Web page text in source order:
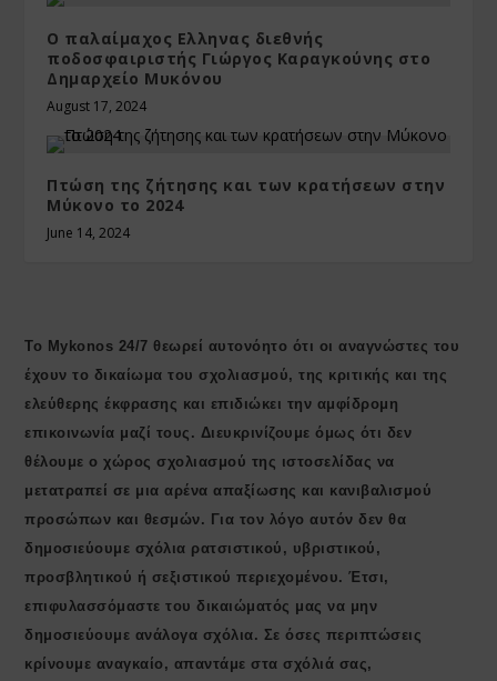
Ο παλαίμαχος Ελληνας διεθνής
ποδοσφαιριστής Γιώργος Καραγκούνης στο
Δημαρχείο Μυκόνου
August 17, 2024
Πτώση της ζήτησης και των κρατήσεων στην
Μύκονο το 2024
June 14, 2024
Το Mykonos 24/7 θεωρεί αυτονόητο ότι οι αναγνώστες του
έχουν το δικαίωμα του σχολιασμού, της κριτικής και της
ελεύθερης έκφρασης και επιδιώκει την αμφίδρομη
επικοινωνία μαζί τους. Διευκρινίζουμε όμως ότι δεν
θέλουμε ο χώρος σχολιασμού της ιστοσελίδας να
μετατραπεί σε μια αρένα απαξίωσης και κανιβαλισμού
προσώπων και θεσμών. Για τον λόγο αυτόν δεν θα
δημοσιεύουμε σχόλια ρατσιστικού, υβριστικού,
προσβλητικού ή σεξιστικού περιεχομένου. Έτσι,
επιφυλασσόμαστε του δικαιώματός μας να μην
δημοσιεύουμε ανάλογα σχόλια. Σε όσες περιπτώσεις
κρίνουμε αναγκαίο, απαντάμε στα σχόλιά σας,